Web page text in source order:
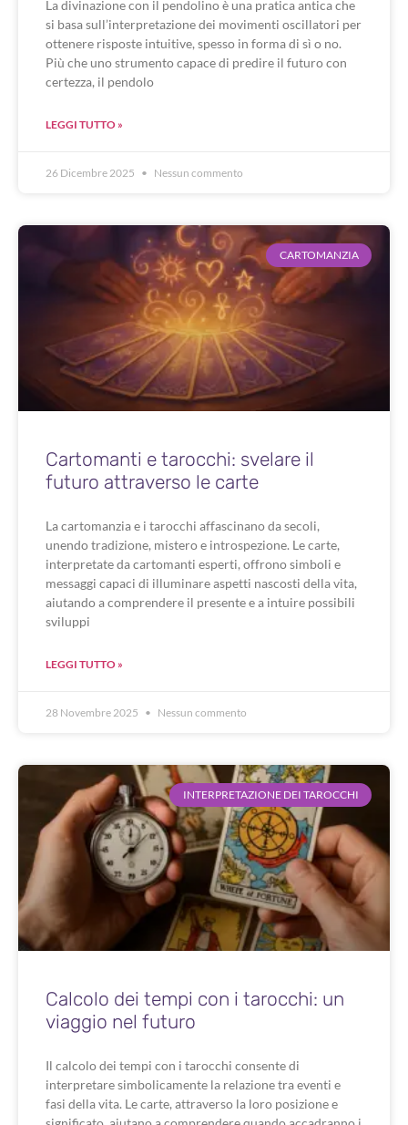
La divinazione con il pendolino è una pratica antica che
si basa sull’interpretazione dei movimenti oscillatori per
ottenere risposte intuitive, spesso in forma di sì o no.
Più che uno strumento capace di predire il futuro con
certezza, il pendolo
LEGGI TUTTO »
26 Dicembre 2025 Nessun commento
CARTOMANZIA
Cartomanti e tarocchi: svelare il
futuro attraverso le carte
La cartomanzia e i tarocchi affascinano da secoli,
unendo tradizione, mistero e introspezione. Le carte,
interpretate da cartomanti esperti, offrono simboli e
messaggi capaci di illuminare aspetti nascosti della vita,
aiutando a comprendere il presente e a intuire possibili
sviluppi
LEGGI TUTTO »
28 Novembre 2025 Nessun commento
INTERPRETAZIONE DEI TAROCCHI
Calcolo dei tempi con i tarocchi: un
viaggio nel futuro
Il calcolo dei tempi con i tarocchi consente di
interpretare simbolicamente la relazione tra eventi e
fasi della vita. Le carte, attraverso la loro posizione e